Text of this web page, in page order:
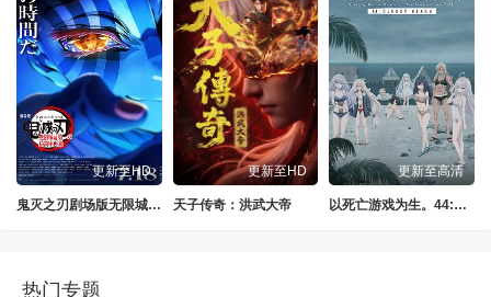
更新至HD
鬼灭之刃剧场版无限城篇第一章猗窝座再来
更新至HD
天子传奇：洪武大帝
更新至高清
以死亡游戏为生。44:CLOUDYBEACH
热门专题